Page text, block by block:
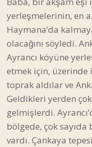
yerleşmelerinin, en
Haymana’da
olacağını söyledi.
Ayrancı köyüne
etmek için,
toprak aldılar ve
Geldikleri yerden
gelmişlerdi.
bölgede, çok sayıda
vardı. Çankaya